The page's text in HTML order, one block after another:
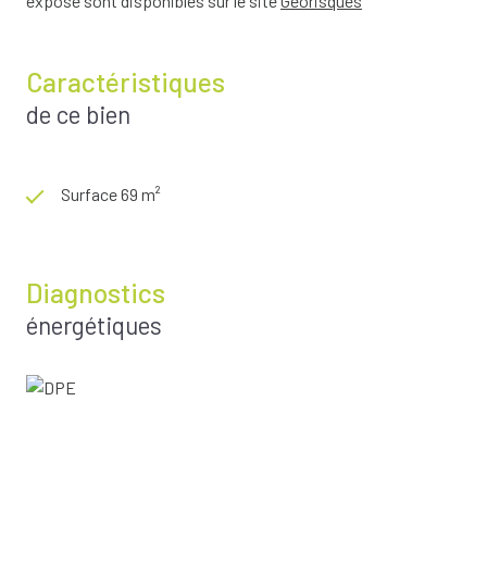
Caractéristiques
de ce bien
Surface 69 m²
Diagnostics
énergétiques